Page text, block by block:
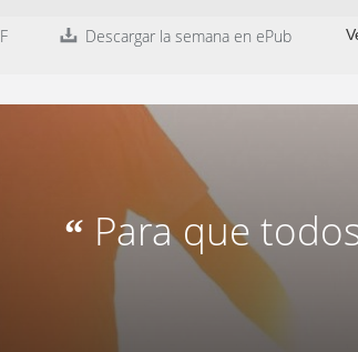
Descargar la semana en ePub
“ Para que